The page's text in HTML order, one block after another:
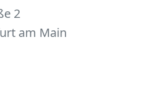
2
am Main